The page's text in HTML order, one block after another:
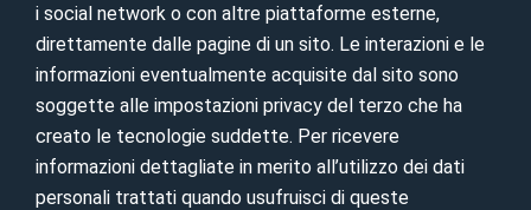
i social network o con altre piattaforme esterne,
direttamente dalle pagine di un sito. Le interazioni e le
informazioni eventualmente acquisite dal sito sono
soggette alle impostazioni privacy del terzo che ha
creato le tecnologie suddette. Per ricevere
informazioni dettagliate in merito all’utilizzo dei dati
personali trattati quando usufruisci di queste